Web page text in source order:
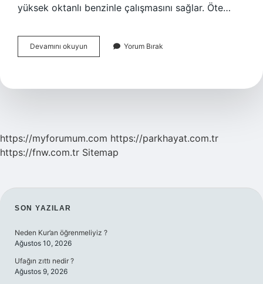
yüksek oktanlı benzinle çalışmasını sağlar. Öte…
Devamını okuyun Kurşunsuz
Benzin
Yorum Bırak
https://myforumum.com https://parkhayat.com.tr
https://fnw.com.tr Sitemap
SIDEBAR
SON YAZILAR
Neden Kur’an öğrenmeliyiz ?
Ağustos 10, 2026
Ufağın zıttı nedir ?
Ağustos 9, 2026